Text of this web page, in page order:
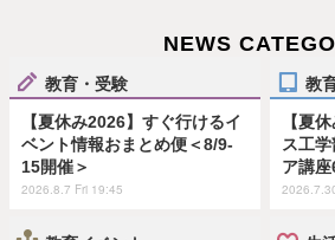
NEWS
教育・受験
【夏休み2026】すぐ行けるイ
ベント情報おまとめ便＜8/9-
15開催＞
2026.8.7 Fri 19:45
教
【夏
ス工
ア講座